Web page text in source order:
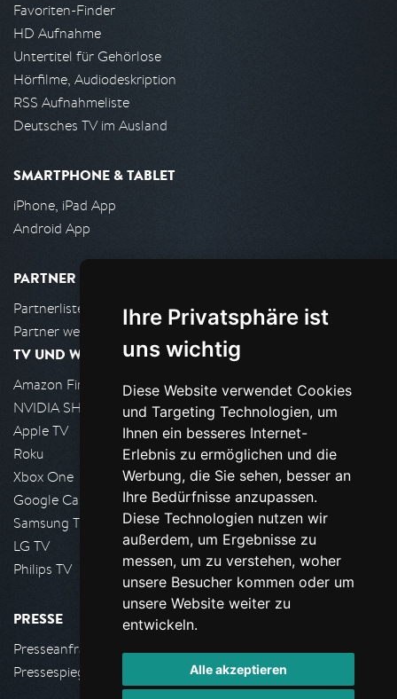
Ihre Privatsphäre ist
uns wichtig
Diese Website verwendet Cookies
und Targeting Technologien, um
Ihnen ein besseres Internet-
Erlebnis zu ermöglichen und die
Werbung, die Sie sehen, besser an
Ihre Bedürfnisse anzupassen.
Diese Technologien nutzen wir
außerdem, um Ergebnisse zu
messen, um zu verstehen, woher
unsere Besucher kommen oder um
unsere Website weiter zu
entwickeln.
Alle akzeptieren
Favoriten-Finder
HD Aufnahme
Untertitel für Gehörlose
Hörfilme, Audiodeskription
RSS Aufnahmeliste
Deutsches TV im Ausland
SMARTPHONE & TABLET
iPhone, iPad App
Android App
PARTNER
Partnerliste
Partner werden
TV UND WOHNZIMMER
Amazon FireTV
NVIDIA SHIELD, Google TV
Apple TV
Roku
Xbox One
Google Cast
Samsung TV
LG TV
Philips TV
PRESSE
Presseanfrage stellen
Pressespiegel